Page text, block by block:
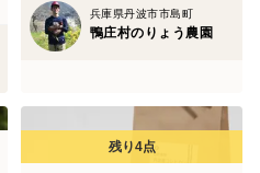
個入り）に120ｇ以上
丸餅が1個33ｇになりま
兵庫県丹波市市島町
鴨庄村のりょう農園